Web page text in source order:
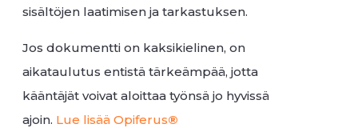
sisältöjen laatimisen ja tarkastuksen.
Jos dokumentti on kaksikielinen, on
aikataulutus entistä tärkeämpää, jotta
kääntäjät voivat aloittaa työnsä jo hyvissä
ajoin. Lue lisää Opiferus®